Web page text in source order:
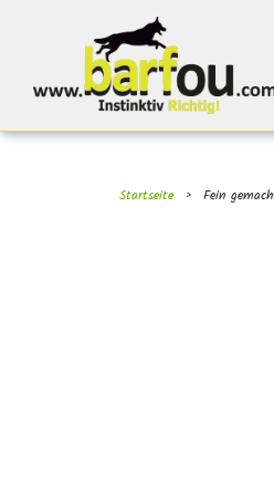
Startseite › Fein